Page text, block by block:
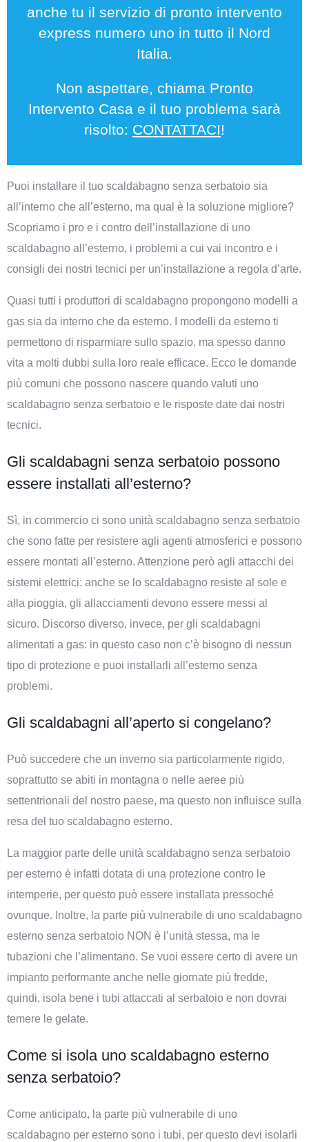
anche tu il servizio di pronto intervento
express numero uno in tutto il Nord
Italia.
Non aspettare, chiama Pronto
Intervento Casa e il tuo problema sarà
risolto: CONTATTACI!
Puoi installare il tuo scaldabagno senza serbatoio sia
all’interno che all’esterno, ma qual è la soluzione migliore?
Scopriamo i pro e i contro dell’installazione di uno
scaldabagno all’esterno, i problemi a cui vai incontro e i
consigli dei nostri tecnici per un’installazione a regola d’arte.
Quasi tutti i produttori di scaldabagno propongono modelli a
gas sia da interno che da esterno. I modelli da esterno ti
permettono di risparmiare sullo spazio, ma spesso danno
vita a molti dubbi sulla loro reale efficace. Ecco le domande
più comuni che possono nascere quando valuti uno
scaldabagno senza serbatoio e le risposte date dai nostri
tecnici.
Gli scaldabagni senza serbatoio possono
essere installati all’esterno?
Sì, in commercio ci sono unità scaldabagno senza serbatoio
che sono fatte per resistere agli agenti atmosferici e possono
essere montati all’esterno. Attenzione però agli attacchi dei
sistemi elettrici: anche se lo scaldabagno resiste al sole e
alla pioggia, gli allacciamenti devono essere messi al
sicuro. Discorso diverso, invece, per gli scaldabagni
alimentati a gas: in questo caso non c’è bisogno di nessun
tipo di protezione e puoi installarli all’esterno senza
problemi.
Gli scaldabagni all’aperto si congelano?
Può succedere che un inverno sia particolarmente rigido,
soprattutto se abiti in montagna o nelle aeree più
settentrionali del nostro paese, ma questo non influisce sulla
resa del tuo scaldabagno esterno.
La maggior parte delle unità scaldabagno senza serbatoio
per esterno è infatti dotata di una protezione contro le
intemperie, per questo può essere installata pressoché
ovunque. Inoltre, la parte più vulnerabile di uno scaldabagno
esterno senza serbatoio NON è l’unità stessa, ma le
tubazioni che l’alimentano. Se vuoi essere certo di avere un
impianto performante anche nelle giornate più fredde,
quindi, isola bene i tubi attaccati al serbatoio e non dovrai
temere le gelate.
Come si isola uno scaldabagno esterno
senza serbatoio?
Come anticipato, la parte più vulnerabile di uno
scaldabagno per esterno sono i tubi, per questo devi isolarli